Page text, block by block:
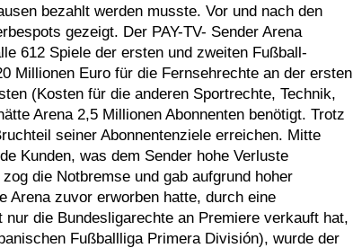
bezahlt werden musste. Vor und nach den
gezeigt. Der PAY-TV- Sender Arena
612 Spiele der ersten und zweiten Fußball-
Millionen Euro für die Fernsehrechte an der ersten
(Kosten für die anderen Sportrechte, Technik,
Arena 2,5 Millionen Abonnenten benötigt. Trotz
seiner Abonnentenziele erreichen. Mitte
Kunden, was dem Sender hohe Verluste
die Notbremse und gab aufgrund hoher
Arena zuvor erworben hatte, durch eine
die Bundesligarechte an Premiere verkauft hat,
Fußballliga Primera División), wurde der